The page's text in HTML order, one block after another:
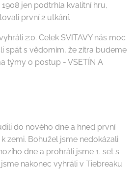
1908 jen podtrhla kvalitní hru,
první 2 utkání.
2:0. Celek SVITAVY nás moc
spát s vědomím, že zítra budeme
týmy o postup - VSETÍN A
do nového dne a hned první
zemi. Bohužel jsme nedokázali
dne a prohráli jsme 1. set s
nakonec vyhráli v Tiebreaku